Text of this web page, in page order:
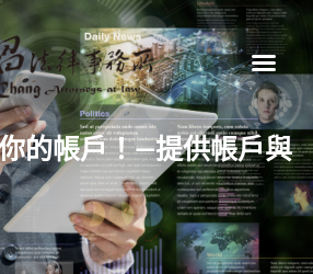
的帳戶！—提供帳戶與